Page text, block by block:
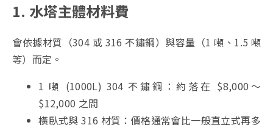
1. 水塔主體材料費
會依據材質（304 或 316 不鏽鋼）與容量（1 噸、1.5 噸
等）而定。
1 噸 (1000L) 304 不鏽鋼：約落在 $8,000～
$12,000 之間
橫臥式與 316 材質：價格通常會比一般直立式再多